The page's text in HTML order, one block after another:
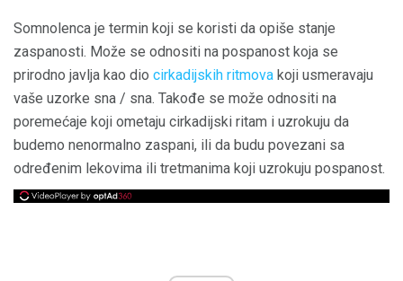
Somnolenca je termin koji se koristi da opiše stanje
zaspanosti. Može se odnositi na pospanost koja se
prirodno javlja kao dio cirkadijskih ritmova koji usmeravaju
vaše uzorke sna / sna. Takođe se može odnositi na
poremećaje koji ometaju cirkadijski ritam i uzrokuju da
budemo nenormalno zaspani, ili da budu povezani sa
određenim lekovima ili tretmanima koji uzrokuju pospanost.